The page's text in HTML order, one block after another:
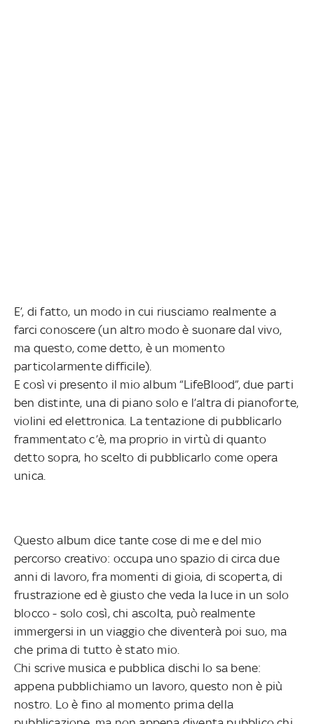
E’, di fatto, un modo in cui riusciamo realmente a
farci conoscere (un altro modo è suonare dal vivo,
ma questo, come detto, è un momento
particolarmente difficile).
E così vi presento il mio album “LifeBlood”, due parti
ben distinte, una di piano solo e l’altra di pianoforte,
violini ed elettronica. La tentazione di pubblicarlo
frammentato c’è, ma proprio in virtù di quanto
detto sopra, ho scelto di pubblicarlo come opera
unica.
Questo album dice tante cose di me e del mio
percorso creativo: occupa uno spazio di circa due
anni di lavoro, fra momenti di gioia, di scoperta, di
frustrazione ed è giusto che veda la luce in un solo
blocco - solo così, chi ascolta, può realmente
immergersi in un viaggio che diventerà poi suo, ma
che prima di tutto è stato mio.
Chi scrive musica e pubblica dischi lo sa bene:
appena pubblichiamo un lavoro, questo non è più
nostro. Lo è fino al momento prima della